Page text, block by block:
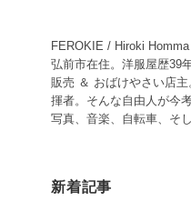
FEROKIE / Hiroki Homma
弘前市在住。洋服屋歴39
販売 ＆ おばけやさい店
揮者。そんな自由人が今
写真、音楽、自転車、そ
新着記事